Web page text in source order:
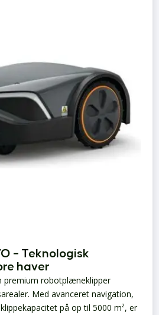
– Teknologisk
haver
premium robotplæneklipper
Med avanceret navigation,
på op til 5000 m², er